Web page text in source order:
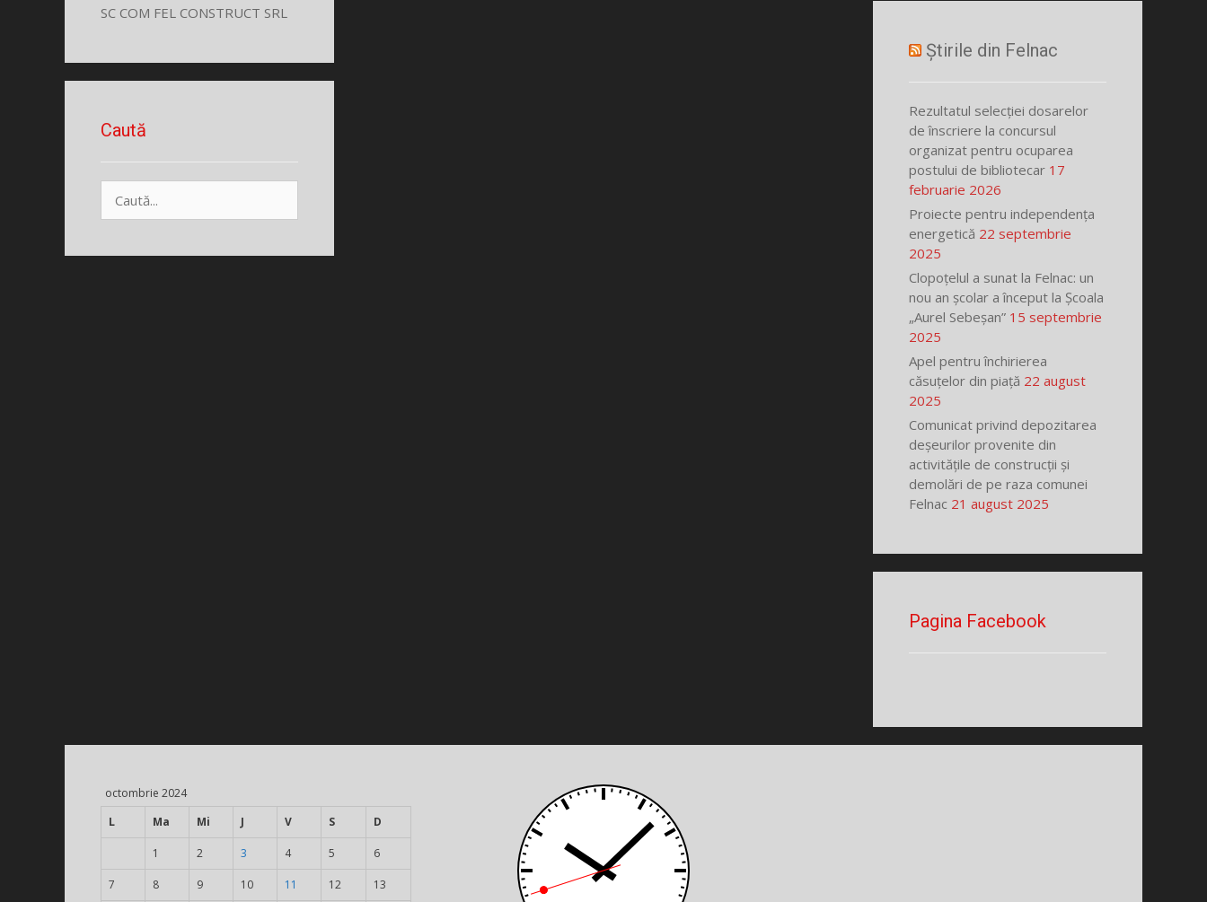
SC COM FEL CONSTRUCT SRL
Caută
după:
Știrile din Felnac
Rezultatul selecției dosarelor
de înscriere la concursul
organizat pentru ocuparea
postului de bibliotecar 17
februarie 2026
Proiecte pentru independența
energetică 22 septembrie
2025
Clopoțelul a sunat la Felnac: un
nou an școlar a început la Școala
„Aurel Sebeșan” 15 septembrie
2025
Apel pentru închirierea
căsuțelor din piață 22 august
2025
Comunicat privind depozitarea
deșeurilor provenite din
activitățile de construcții și
demolări de pe raza comunei
Felnac 21 august 2025
Pagina Facebook
octombrie 2024
L
Ma Mi J V S D
1 2 3 4 5 6
7 8 9 10 11 12 13